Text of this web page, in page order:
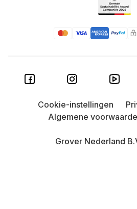
Grover Nederland
Cookie-instellingen
Algemene